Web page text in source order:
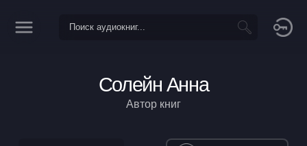
Солейн Анна
Автор книг